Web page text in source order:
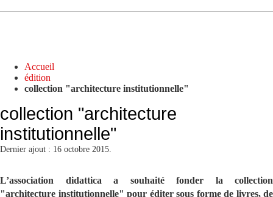
Accueil
édition
collection "architecture institutionnelle"
collection "architecture
institutionnelle"
Dernier ajout : 16 octobre 2015.
L’association didattica a souhaité fonder la collection
"architecture institutionnelle" pour éditer sous forme de livres, de